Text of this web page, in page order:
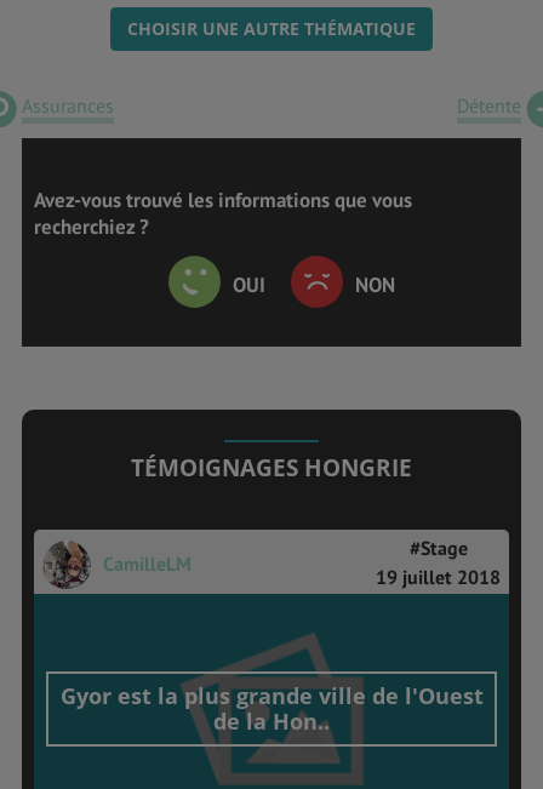
CHOISIR UNE AUTRE THÉMATIQUE
Assurances Détente
Avez-vous trouvé les informations que vous
recherchiez ?
OUI NON
TÉMOIGNAGES HONGRIE
CamilleLM
#Stage
19 juillet 2018
Gyor est la plus grande ville de l'Ouest
de la Hon..